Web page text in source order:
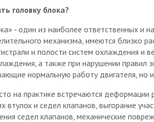
головку блока?
- один из наиболее ответственных и
механизма, имеются близко
и полости систем охлаждения и
а также при нарушении правил
нормальную работу двигателя, но
на практике встречаются
втулок и седел клапанов, выгорание
седел клапанов, механические